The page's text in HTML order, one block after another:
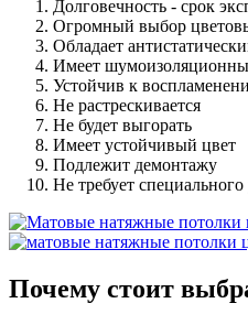
Долговечность - срок
Огромный выбор
Обладает
Имеет
Устойчив к
Не растрескивается
Не будет выгорать
Имеет устойчивый цвет
Подлежит демонтажу
Не требует
Почему стоит